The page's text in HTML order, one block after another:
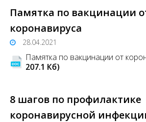
Памятка по вакцинации
коронавируса
28.04.2021
Памятка по вакцинации от
207.1 Кб)
8 шагов по профилактике
коронавирусной